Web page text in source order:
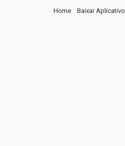
Home Baixar Aplicativo